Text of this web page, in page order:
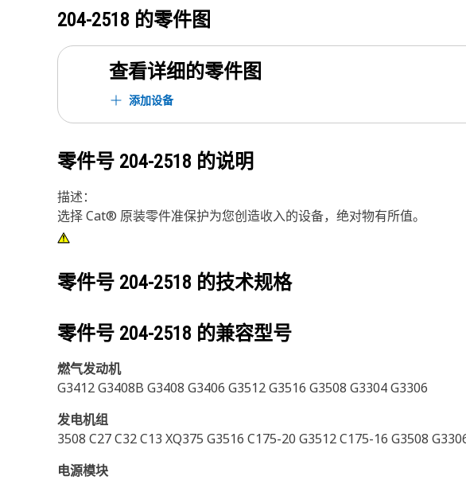
204-2518 的零件图
查看详细的零件图
添加设备
零件号 204-2518 的说明
描述：
选择 Cat® 原装零件准保护为您创造收入的设备，绝对物有所值。
零件号 204-2518 的技术规格
零件号 204-2518 的兼容型号
燃气发动机
G3412 G3408B G3408 G3406 G3512 G3516 G3508 G3304 G3306
发电机组
3508 C27 C32 C13 XQ375 G3516 C175-20 G3512 C175-16 G3508
电源模块